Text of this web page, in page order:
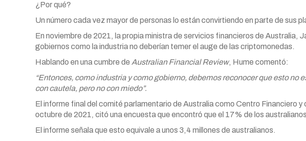
¿Por qué?
Un número cada vez mayor de personas lo están convirtiendo en parte de sus
En noviembre de 2021, la propia ministra de servicios financieros de Australia,
gobiernos como la industria no deberían temer el auge de las criptomonedas.
Hablando en una cumbre de Australian Financial Review, Hume comentó:
“Entonces, como industria y como gobierno, debemos reconocer que esto no
con cautela, pero no con miedo”.
El informe final del comité parlamentario de Australia como Centro Financiero
octubre de 2021, citó una encuesta que encontró que el 17% de los
El informe señala que esto equivale a unos 3,4 millones de australianos.